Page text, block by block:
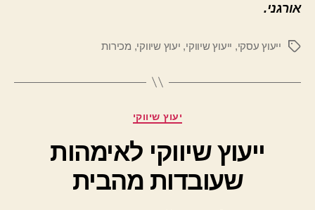
אורגני.
תגיותייעוץ עסקי, ייעוץ שיווקי, יעוץ שיווקי, מכירות
קטגוריות
יעוץ שיווקי
ייעוץ שיווקי לאימהות
שעובדות מהבית